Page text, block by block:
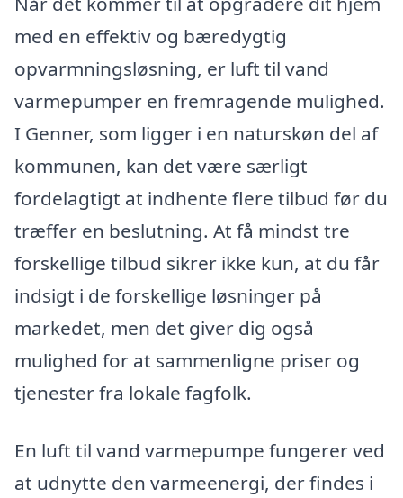
med en effektiv og bæredygtig
opvarmningsløsning, er luft til vand
varmepumper en fremragende mulighed.
I Genner, som ligger i en naturskøn del af
kommunen, kan det være særligt
fordelagtigt at indhente flere tilbud før du
træffer en beslutning. At få mindst tre
forskellige tilbud sikrer ikke kun, at du får
indsigt i de forskellige løsninger på
markedet, men det giver dig også
mulighed for at sammenligne priser og
tjenester fra lokale fagfolk.
En luft til vand varmepumpe fungerer ved
at udnytte den varmeenergi, der findes i